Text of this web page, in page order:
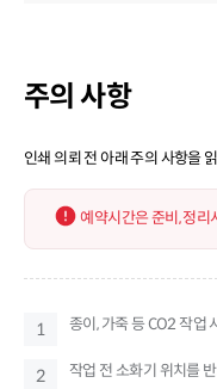
주의 사항
인쇄 의뢰 전 아래 주의 사항을
예약시간은 준비, 정리
1 종이, 가죽 등 CO2 작업
2 작업 전 소화기 위치를